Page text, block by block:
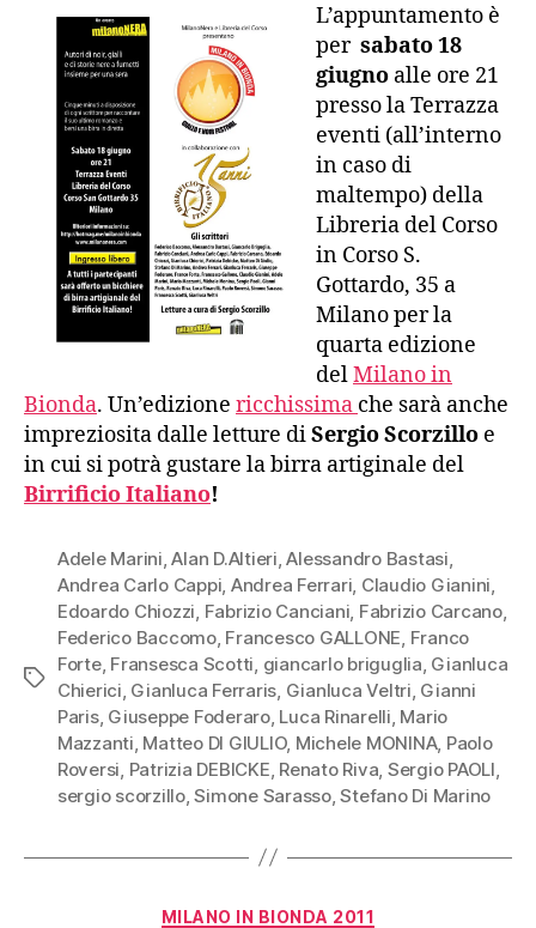
L’appuntamento è
per sabato 18
giugno alle ore 21
presso la Terrazza
eventi (all’interno
in caso di
maltempo) della
Libreria del Corso
in Corso S.
Gottardo, 35 a
Milano per la
quarta edizione
delMilano in
Bionda. Un’edizione ricchissima che sarà anche
impreziosita dalle letture diSergio Scorzillo e
in cui si potrà gustare la birra artiginale del
Birrificio Italiano!
Tag
Adele Marini ,Alan D.Altieri ,Alessandro Bastasi
Andrea Carlo Cappi Andrea Ferrari Claudio Gianini
Edoardo Chiozzi Fabrizio Canciani Fabrizio Carcano,
Federico Baccomo, Francesco GALLONE Franco
Forte, Fransesca Scotti giancarlo briguglia Gianluca
Chierici Gianluca Ferraris Gianluca Veltri Gianni
Paris, Giuseppe Foderaro, Luca Rinarelli Mario
Mazzanti Matteo DI GIULIO, Michele MONINA, Paolo
Roversi Patrizia DEBICKE Renato Riva Sergio PAOLI
sergio scorzillo,Simone Sarasso,Stefano Di Marino
Categorie
MILANO IN BIONDA 2011